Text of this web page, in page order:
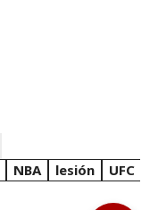
NBA lesión UFC